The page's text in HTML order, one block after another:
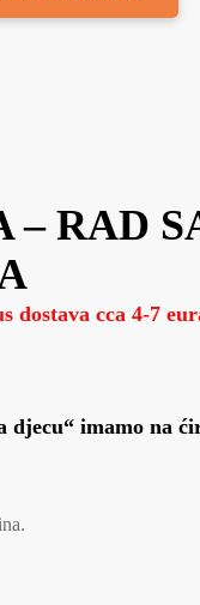
– RAD
dostava cca 4-7
djecu“ imamo na